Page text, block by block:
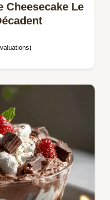
Cheesecake Le
de Chocolate
dessert décadent
chocolat orange